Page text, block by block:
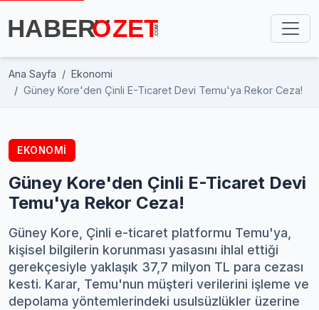
Ana Sayfa
Ekonomi
Güney Kore'den Çinli E-Ticaret Devi Temu'ya Rekor Ceza!
EKONOMI
Güney Kore'den Çinli E-Ticaret Devi
Temu'ya Rekor Ceza!
Güney Kore, Çinli e-ticaret platformu Temu'ya,
kişisel bilgilerin korunması yasasını ihlal ettiği
gerekçesiyle yaklaşık 37,7 milyon TL para cezası
kesti. Karar, Temu'nun müşteri verilerini işleme ve
depolama yöntemlerindeki usulsüzlükler üzerine